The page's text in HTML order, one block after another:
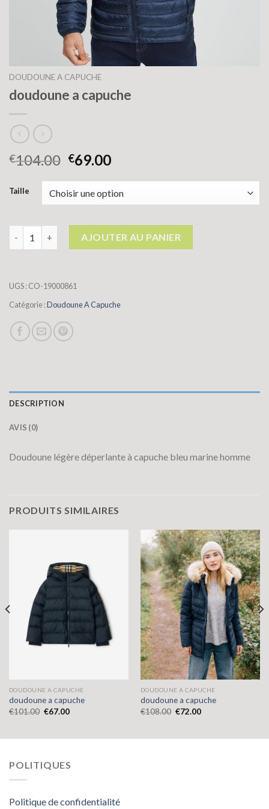
DOUDOUNE A CAPUCHE
doudoune a capuche
€104.00 €69.00
Taille
quantité de doudoune a capuche
AJOUTER AU PANIER
UGS :CO-19000861
Catégorie :Doudoune A Capuche
DESCRIPTION
AVIS (0)
Doudoune légère déperlante à capuche bleu marine homme
PRODUITS SIMILAIRES
DOUDOUNE A CAPUCHE
doudoune a capuche
€101.00 €67.00
DOUDOUNE A CAPUCHE
doudoune a capuche
€108.00 €72.00
POLITIQUES
Politique de confidentialité